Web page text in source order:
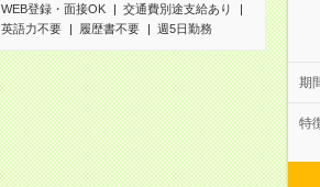
WEB登録・面接OK
交通費別途支給あり
英語力不要
履歴書不要 週5日勤務
期
特